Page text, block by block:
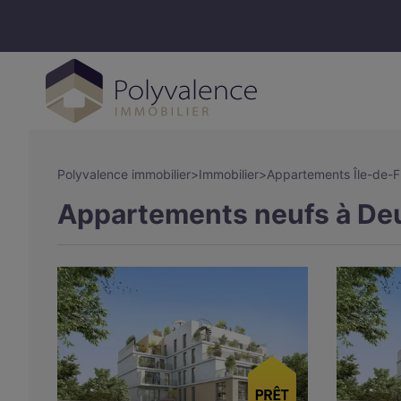
Polyvalence immobilier>Immobilier>Appartements Île-de-
Appartements neufs à